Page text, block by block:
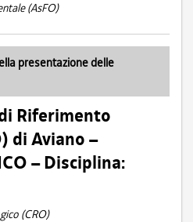
(AsFO)
presentazione delle
Riferimento
di Aviano –
– Disciplina:
(CRO)